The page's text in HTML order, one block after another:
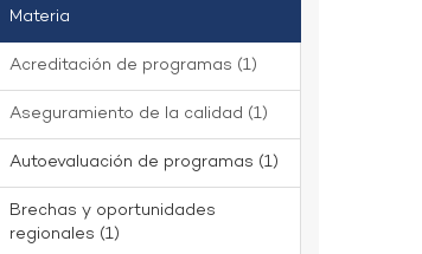
Materia
Acreditación de programas (1)
Aseguramiento de la calidad (1)
Autoevaluación de programas (1)
Brechas y oportunidades
regionales (1)